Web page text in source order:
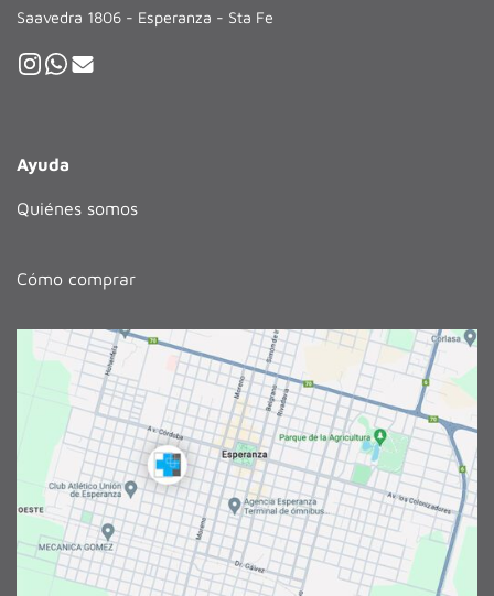
Saavedra 1806 - Esperanza - Sta Fe
Ayuda
Quiénes somos
Cómo comprar